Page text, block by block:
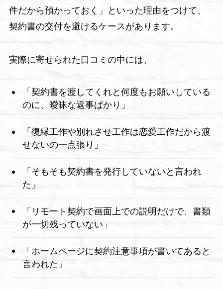
件だから預かっておく」といった理由をつけて、
契約書の交付を避けるケースがあります。
実際に寄せられた口コミの中には、
「契約書を渡してくれと何度もお願いしている
のに、曖昧な返事ばかり」
「復縁工作や別れさせ工作は恋愛工作だから渡
せないの一点張り」
「そもそも契約書を発行していないと言われ
た」
「リモート契約で画面上での説明だけで、書類
が一切残っていない」
「ホームページに契約注意事項が書いてあると
言われた」